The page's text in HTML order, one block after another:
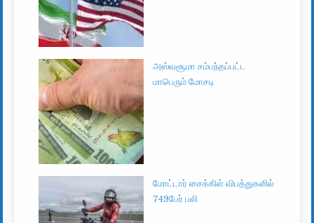
அஸ்வசூமா சம்பந்தப்பட்ட
மாபெரும் மோசடி
மோட்டார் சைக்கிள் விபத்துகளில்
749பேர் பலி